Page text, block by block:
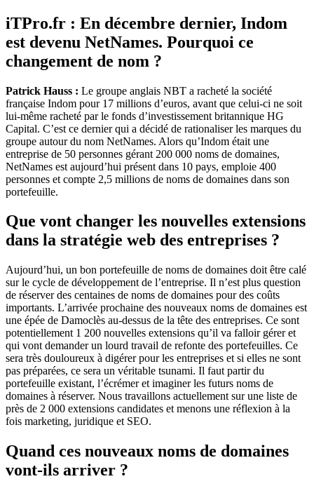
iTPro.fr : En décembre dernier, Indom
est devenu NetNames. Pourquoi ce
changement de nom ?
Patrick Hauss : Le groupe anglais NBT a racheté la société
française Indom pour 17 millions d’euros, avant que celui-ci ne soit
lui-même racheté par le fonds d’investissement britannique HG
Capital. C’est ce dernier qui a décidé de rationaliser les marques du
groupe autour du nom NetNames. Alors qu’Indom était une
entreprise de 50 personnes gérant 200 000 noms de domaines,
NetNames est aujourd’hui présent dans 10 pays, emploie 400
personnes et compte 2,5 millions de noms de domaines dans son
portefeuille.
Que vont changer les nouvelles extensions
dans la stratégie web des entreprises ?
Aujourd’hui, un bon portefeuille de noms de domaines doit être calé
sur le cycle de développement de l’entreprise. Il n’est plus question
de réserver des centaines de noms de domaines pour des coûts
importants. L’arrivée prochaine des nouveaux noms de domaines est
une épée de Damoclès au-dessus de la tête des entreprises. Ce sont
potentiellement 1 200 nouvelles extensions qu’il va falloir gérer et
qui vont demander un lourd travail de refonte des portefeuilles. Ce
sera très douloureux à digérer pour les entreprises et si elles ne sont
pas préparées, ce sera un véritable tsunami. Il faut partir du
portefeuille existant, l’écrémer et imaginer les futurs noms de
domaines à réserver. Nous travaillons actuellement sur une liste de
près de 2 000 extensions candidates et menons une réflexion à la
fois marketing, juridique et SEO.
Quand ces nouveaux noms de domaines
vont-ils arriver ?